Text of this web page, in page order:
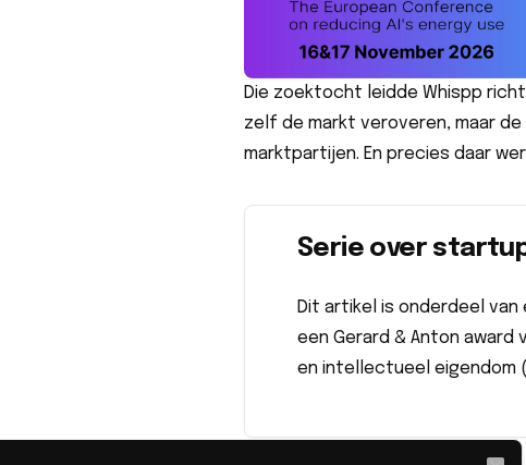
Die zoektocht leidde Whispp
zelf de markt veroveren, maar
marktpartijen. En precies daar
Serie over
Dit artikel is onderdeel van
een Gerard & Anton
en intellectueel eigendom